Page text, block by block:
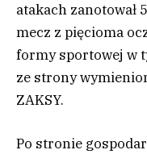
atakach zanotował
mecz z pięcioma
formy sportowej w
ze strony
ZAKSY.
Po stronie